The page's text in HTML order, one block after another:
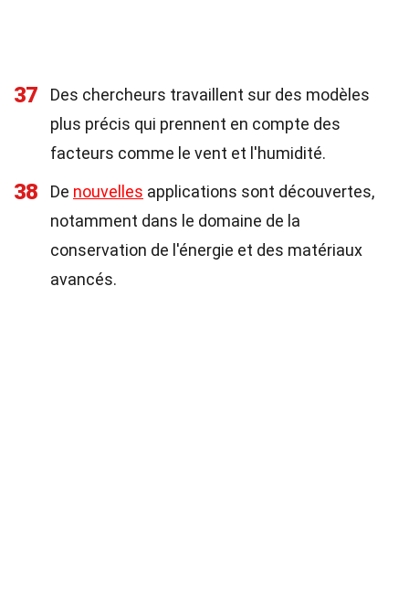
37
Des chercheurs travaillent sur des modèles
plus précis qui prennent en compte des
facteurs comme le vent et l'humidité.
38 De nouvelles applications sont découvertes,
notamment dans le domaine de la
conservation de l'énergie et des matériaux
avancés.